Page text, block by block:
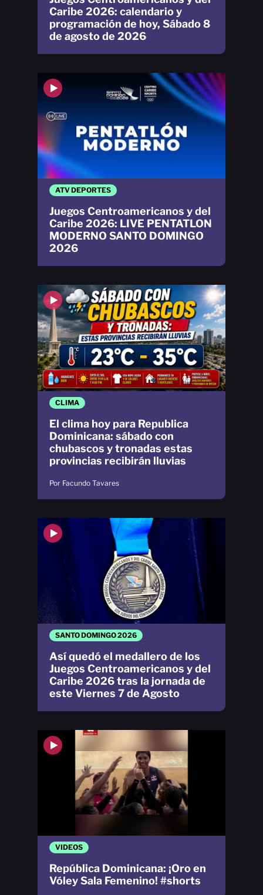
CLIMA
El clima hoy para Republica
Dominicana: sábado con
chubascos y tronadas estas
provincias recibirán lluvias
Por Facundo Tavares
ATV DEPORTES
Juegos Centroamericanos y del
Caribe 2026: LIVE PENTATLON
MODERNO SANTO DOMINGO
2026
Caribe 2026: calendario y
programación de hoy, Sábado 8
de agosto de 2026
VIDEOS
República Dominicana: ¡Oro en
Vóley Sala Femenino! #shorts
SANTO DOMINGO 2026
Así quedó el medallero de los
Juegos Centroamericanos y del
Caribe 2026 tras la jornada de
este Viernes 7 de Agosto